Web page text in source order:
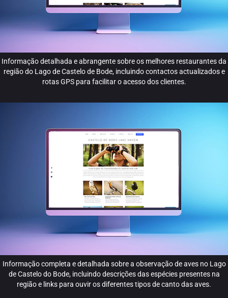
Informação detalhada e abrangente sobre os melhores restaurantes da
região do Lago de Castelo de Bode, incluindo contactos actualizados e
rotas GPS para facilitar o acesso dos clientes.
Informação completa e detalhada sobre a observação de aves no Lago
de Castelo do Bode, incluindo descrições das espécies presentes na
região e links para ouvir os diferentes tipos de canto das aves.